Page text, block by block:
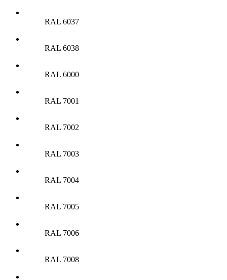
RAL 6037
RAL 6038
RAL 6000
RAL 7001
RAL 7002
RAL 7003
RAL 7004
RAL 7005
RAL 7006
RAL 7008